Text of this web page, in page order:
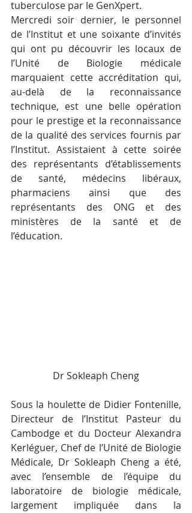
tuberculose par le GenXpert.
Mercredi soir dernier, le personnel
de l’Institut et une soixante d’invités
qui ont pu découvrir les locaux de
l’Unité de Biologie médicale
marquaient cette accréditation qui,
au-delà de la reconnaissance
technique, est une belle opération
pour le prestige et la reconnaissance
de la qualité des services fournis par
l’Institut. Assistaient à cette soirée
des représentants d’établissements
de santé, médecins libéraux,
pharmaciens ainsi que des
représentants des ONG et des
ministères de la santé et de
l’éducation.
Dr Sokleaph Cheng
Sous la houlette de Didier Fontenille,
Directeur de l’Institut Pasteur du
Cambodge et du Docteur Alexandra
Kerléguer, Chef de l’Unité de Biologie
Médicale, Dr Sokleaph Cheng a été,
avec l’ensemble de l’équipe du
laboratoire de biologie médicale,
largement impliquée dans la